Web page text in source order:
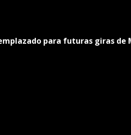
para futuras giras de